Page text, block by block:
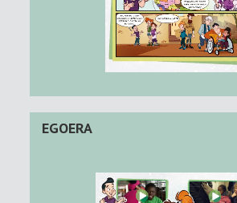
EGOERA